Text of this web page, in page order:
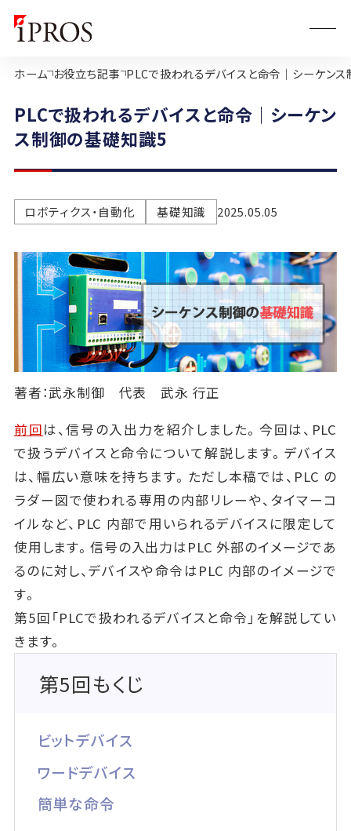
ホーム お役立ち記事 PLCで扱われるデバイスと命令｜シーケン
PLCで扱われるデバイスと命令｜シーケン
ス制御の基礎知識5
ロボティクス・自動化 基礎知識 2025.05.05
著者：武永制御 代表 武永 行正
前回は、信号の入出力を紹介しました。今回は、PLC
で扱うデバイスと命令について解説します。デバイス
は、幅広い意味を持ちます。ただし本稿では、PLC の
ラダー図で使われる専用の内部リレーや、タイマーコ
イルなど、PLC 内部で用いられるデバイスに限定して
使用します。信号の入出力はPLC 外部のイメージであ
るのに対し、デバイスや命令はPLC 内部のイメージで
す。
第5回「PLCで扱われるデバイスと命令」を解説してい
きます。
第5回もくじ
ビットデバイス
ワードデバイス
簡単な命令